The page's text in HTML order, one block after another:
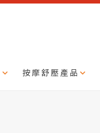
按摩舒壓產品